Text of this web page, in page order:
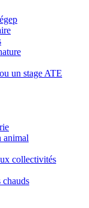
un stage ATE
animal
collectivités
chauds